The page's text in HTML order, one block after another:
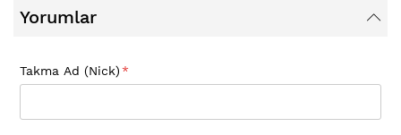
Yorumlar
Takma Ad (Nick)